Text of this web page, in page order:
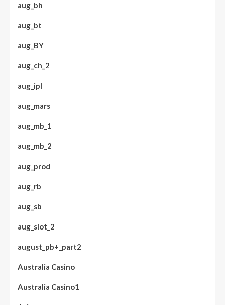
aug_bh
aug_bt
aug_BY
aug_ch_2
aug_ipl
aug_mars
aug_mb_1
aug_mb_2
aug_prod
aug_rb
aug_sb
aug_slot_2
august_pb+_part2
Australia Casino
Australia Casino1